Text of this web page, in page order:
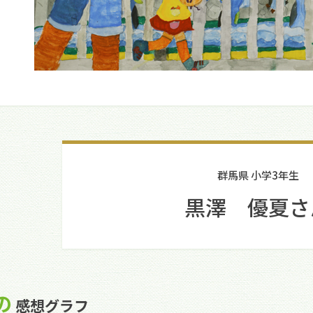
群馬県 小学3年生
黒澤 優夏
感想グラフ